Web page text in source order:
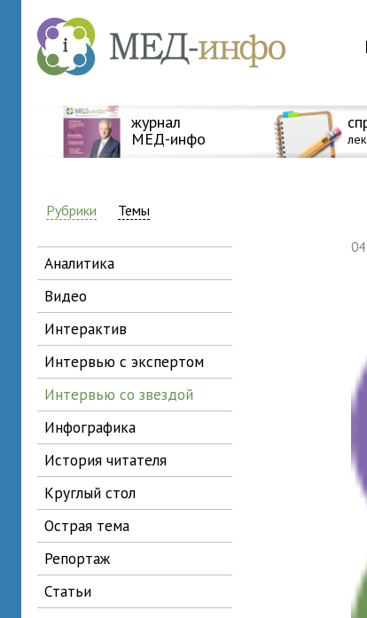
журнал
МЕД-инфо
Рубрики Темы
аналитика
видео
интерактив
интервью с экспертом
интервью со звездой
инфографика
история читателя
круглый стол
острая тема
репортаж
статьи